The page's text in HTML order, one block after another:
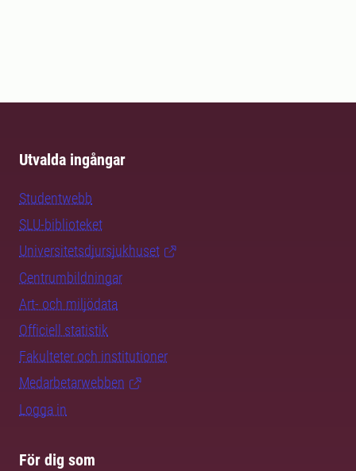
Utvalda ingångar
Studentwebb
SLU-biblioteket
Universitetsdjursjukhuset
Centrumbildningar
Art- och miljödata
Officiell statistik
Fakulteter och institutioner
Medarbetarwebben
Logga in
För dig som